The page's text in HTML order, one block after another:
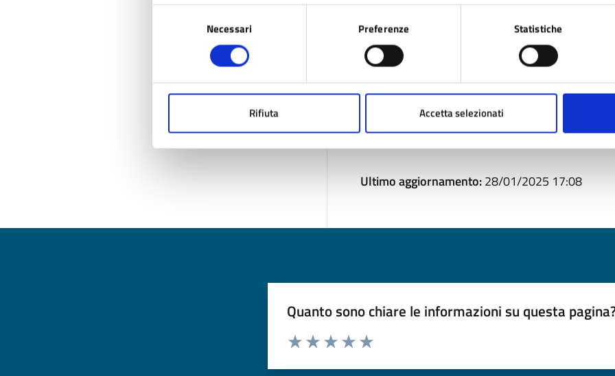
Necessari Preferenze Statistiche
Rifiuta Accetta selezionati
Costi
Ultimo aggiornamento:28/01/2025 17:08
Quanto sono chiare le informazioni su questa
Valuta da 1 a 5 stelle la pagina